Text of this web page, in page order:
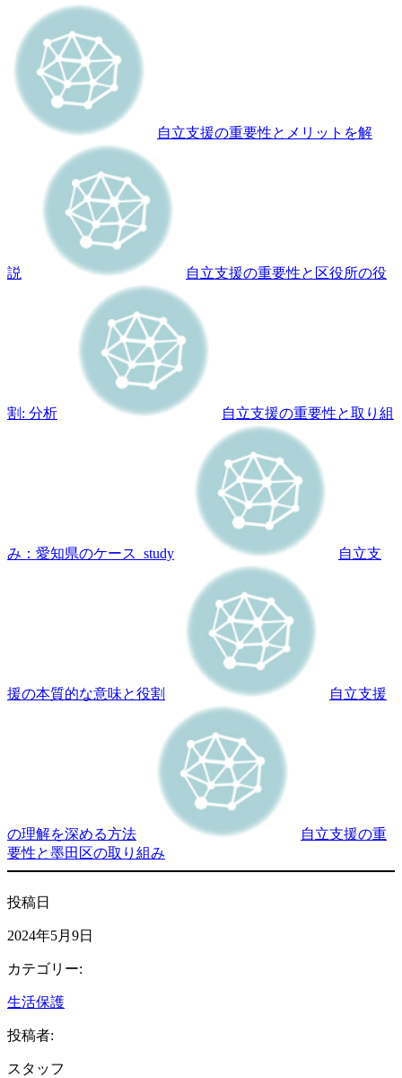
自立支援の重要性とメリットを解
説 自立支援の重要性と区役所の役
割: 分析 自立支援の重要性と取り組
み：愛知県のケース_study 自立支
援の本質的な意味と役割 自立支援
の理解を深める方法
自立支援の重
要性と墨田区の取り組み
投稿日
2024年5月9日
カテゴリー:
生活保護
投稿者:
スタッフ